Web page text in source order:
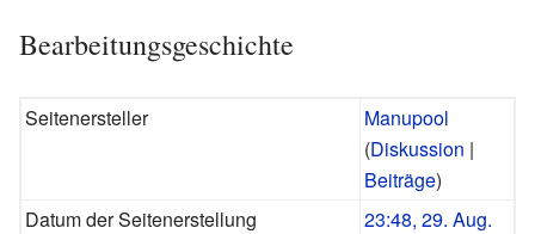
Bearbeitungsgeschichte
Seitenersteller
Manupool
(Diskussion |
Beiträge)
Datum der Seitenerstellung
23:48, 29. Aug.